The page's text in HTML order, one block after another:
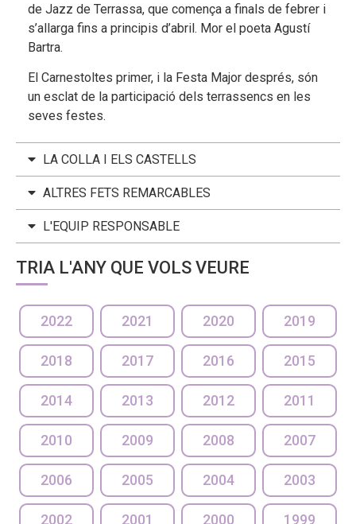
de Jazz de Terrassa, que comença a finals de febrer i
s’allarga fins a principis d’abril. Mor el poeta Agustí
Bartra.
El Carnestoltes primer, i la Festa Major després, són
un esclat de la participació dels terrassencs en les
seves festes.
LA COLLA I ELS CASTELLS
ALTRES FETS REMARCABLES
L'EQUIP RESPONSABLE
TRIA L'ANY QUE VOLS VEURE
2022 2021 2020 2019
2018 2017 2016 2015
2014 2013 2012 2011
2010 2009 2008 2007
2006 2005 2004 2003
2002 2001 2000 1999